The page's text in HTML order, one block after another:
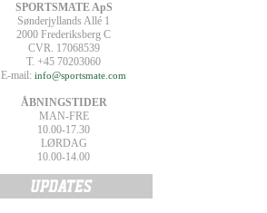
SPORTSMATE ApS
Sønderjyllands Allé 1
2000 Frederiksberg C
CVR. 17068539
T. +45 70203060
E-mail: info@sportsmate.com
ÅBNINGSTIDER
MAN-FRE
10.00-17.30
LØRDAG
10.00-14.00